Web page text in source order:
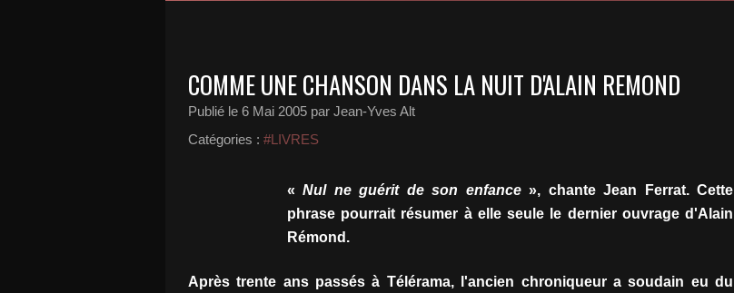
COMME UNE CHANSON DANS LA NUIT D'ALAIN REMOND
Publié le 6 Mai 2005 par Jean-Yves Alt
Catégories : #LIVRES
«Nul ne guérit de son enfance», chante Jean Ferrat. Cette
phrase pourrait résumer à elle seule le dernier ouvrage d'Alain
Rémond.
Après trente ans passés à Télérama, l'ancien chroniqueur a soudain eu du